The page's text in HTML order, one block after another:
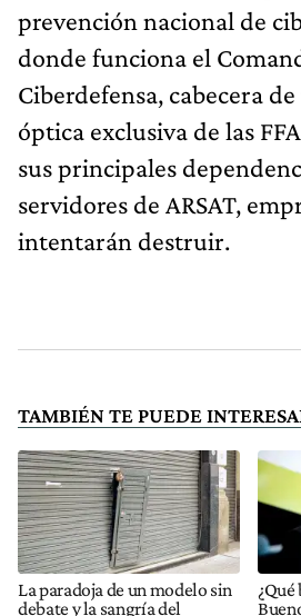
prevención nacional de
donde funciona el
Ciberdefensa, cabecera
óptica exclusiva de las
sus principales
servidores de ARSAT,
intentarán destruir.
TAMBIÉN TE PUEDE
La paradoja de un modelo sin
debate y la sangría del